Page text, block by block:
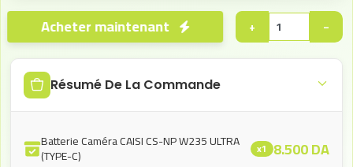
−
+
Résumé De La Commande
Batterie Caméra CAISI CS-NP W235 ULTRA
(TYPE-C) x1 8.500DA